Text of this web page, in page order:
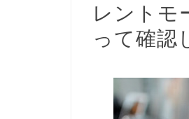
レントモ
って確認